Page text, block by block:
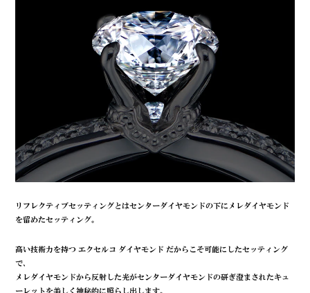
リフレクティブセッティングとはセンターダイヤモンドの下にメレダイヤモンド
を留めたセッティング。
高い技術力を持つ エクセルコ ダイヤモンド だからこそ可能にしたセッティング
で、
メレダイヤモンドから反射した光がセンターダイヤモンドの研ぎ澄まされたキュ
ーレットを美しく神秘的に照らし出します。